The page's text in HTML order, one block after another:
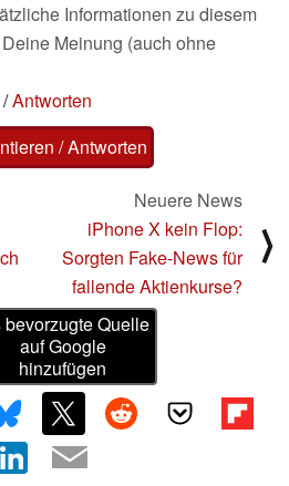
Informationen zu diesem
Meinung (auch ohne
/Antworten
/ Antworten
Neuere News
iPhone X kein Flop:
Sorgten Fake-News für
fallende Aktienkurse?
⟩
bevorzugte Quelle
auf Google
hinzufügen